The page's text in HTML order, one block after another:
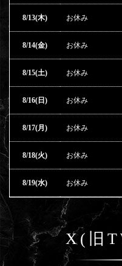
8/13(木)
8/14(金)
8/15(土)
8/16(日)
8/17(月)
8/18(火)
8/19(水)
お休み
お休み
お休み
お休み
お休み
お休み
お休み
X(旧